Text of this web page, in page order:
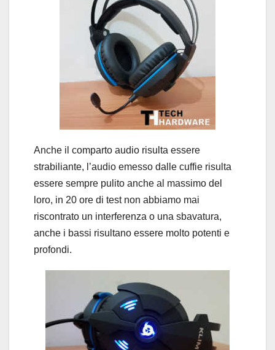
Anche il comparto audio risulta essere
strabiliante, l’audio emesso dalle cuffie risulta
essere sempre pulito anche al massimo del
loro, in 20 ore di test non abbiamo mai
riscontrato un interferenza o una sbavatura,
anche i bassi risultano essere molto potenti e
profondi.